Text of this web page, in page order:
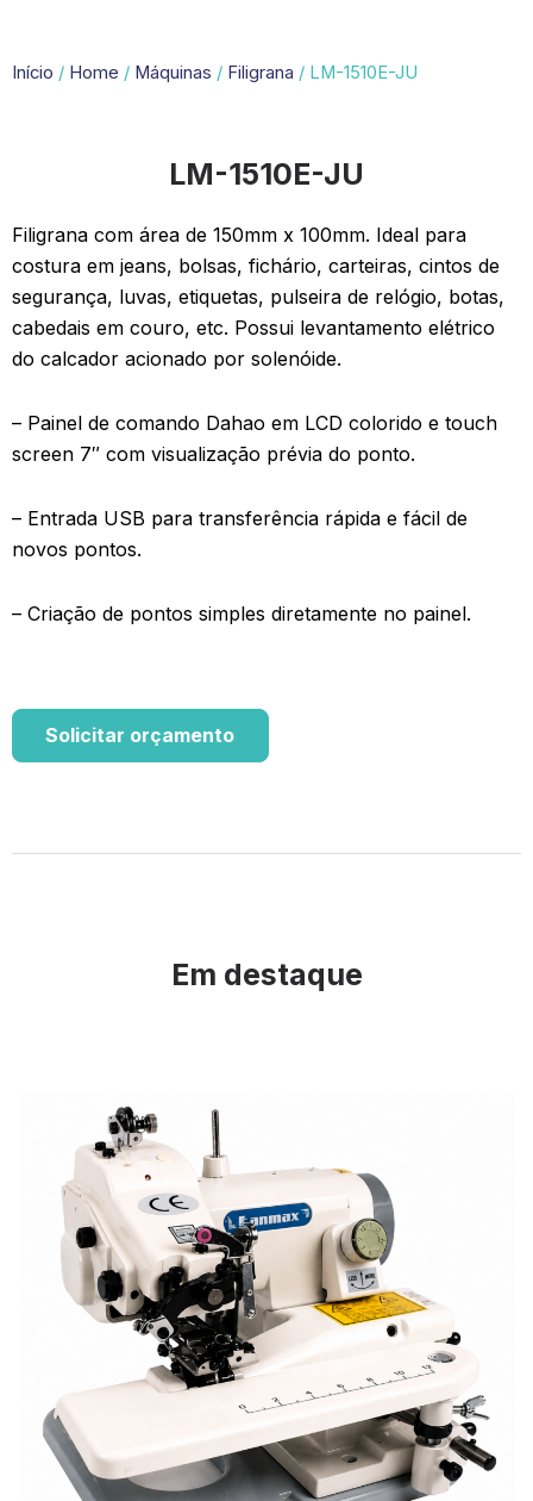
Início / Home / Máquinas / Filigrana / LM-1510E-JU
LM-1510E-JU
Filigrana com área de 150mm x 100mm. Ideal para
costura em jeans, bolsas, fichário, carteiras, cintos de
segurança, luvas, etiquetas, pulseira de relógio, botas,
cabedais em couro, etc. Possui levantamento elétrico
do calcador acionado por solenóide.
– Painel de comando Dahao em LCD colorido e touch
screen 7″ com visualização prévia do ponto.
– Entrada USB para transferência rápida e fácil de
novos pontos.
– Criação de pontos simples diretamente no painel.
Solicitar orçamento
Em destaque